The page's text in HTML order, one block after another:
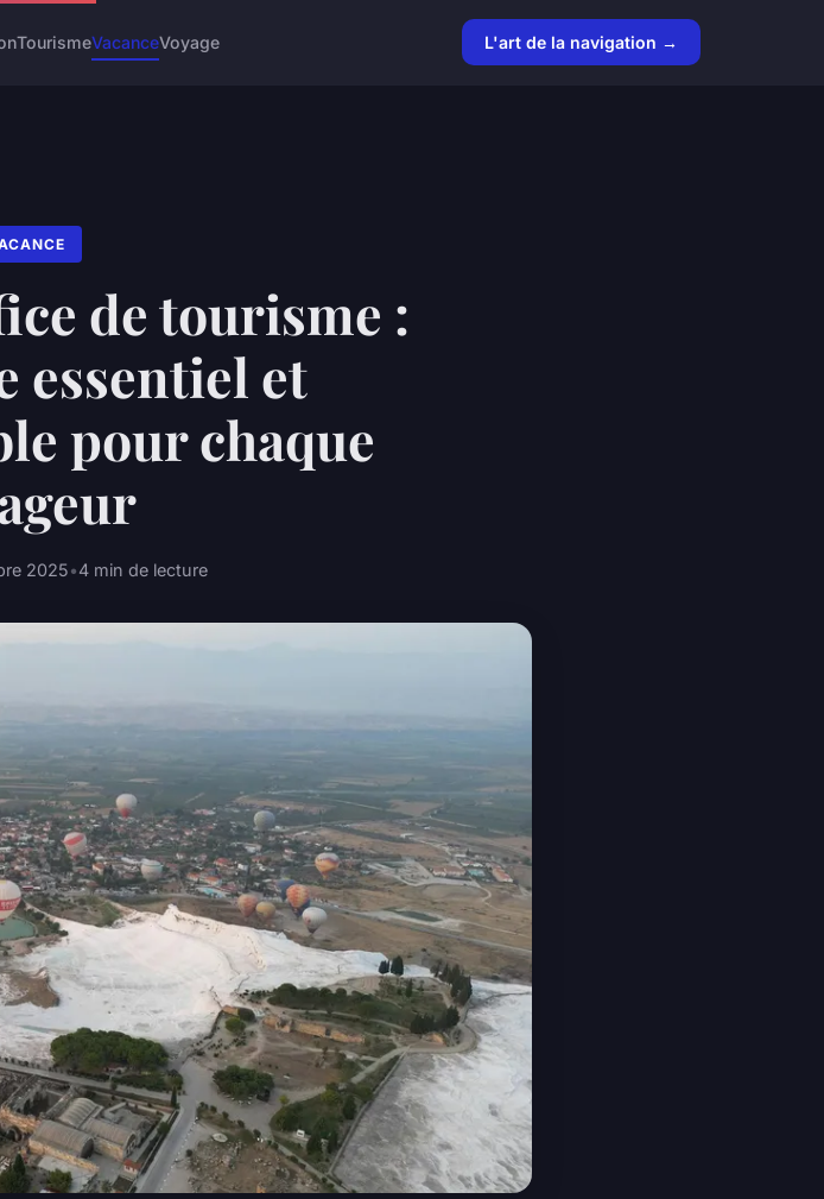
TourismeVacanceVoyage L'art de la navigation →
de tourisme :
essentiel et
pour chaque
2025•4 min de lecture